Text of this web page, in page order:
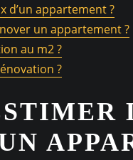
d’un appartement ?
un appartement ?
au m2 ?
?